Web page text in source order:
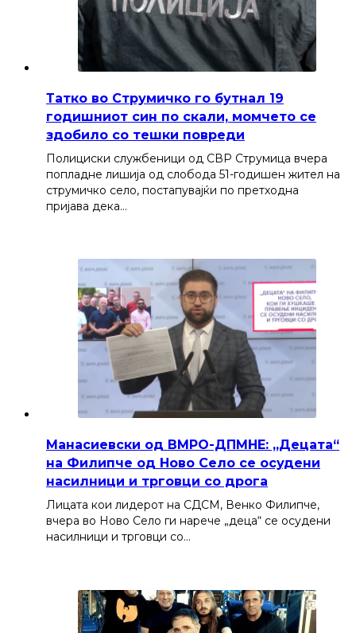
Татко во Струмичко го бутнал 19
годишниот син по скали, момчето се
здобило со тешки повреди
Полициски службеници од СВР Струмица вчера
попладне лишија од слобода 51-годишен жител на
струмичко село, постапувајќи по претходна
пријава дека…
Манасиевски од ВМРО-ДПМНЕ: „Децата“
на Филипче од Ново Село се осудени
насилници и трговци со дрога
Лицата кои лидерот на СДСМ, Венко Филипче,
вчера во Ново Село ги нарече „деца“ се осудени
насилници и трговци со…